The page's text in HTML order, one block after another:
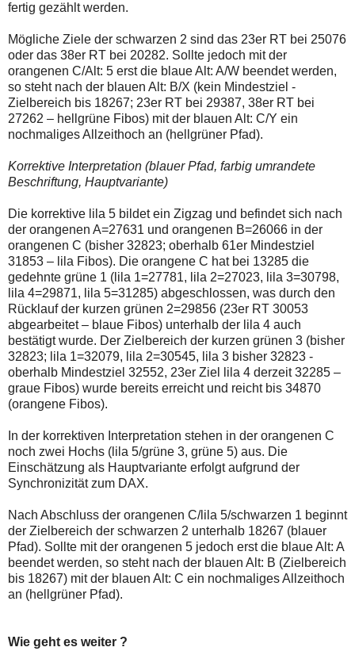
fertig gezählt werden.
Mögliche Ziele der schwarzen 2 sind das 23er RT bei 25076
oder das 38er RT bei 20282. Sollte jedoch mit der
orangenen C/Alt: 5 erst die blaue Alt: A/W beendet werden,
so steht nach der blauen Alt: B/X (kein Mindestziel -
Zielbereich bis 18267; 23er RT bei 29387, 38er RT bei
27262 – hellgrüne Fibos) mit der blauen Alt: C/Y ein
nochmaliges Allzeithoch an (hellgrüner Pfad).
Korrektive Interpretation (blauer Pfad, farbig umrandete
Beschriftung, Hauptvariante)
Die korrektive lila 5 bildet ein Zigzag und befindet sich nach
der orangenen A=27631 und orangenen B=26066 in der
orangenen C (bisher 32823; oberhalb 61er Mindestziel
31853 – lila Fibos). Die orangene C hat bei 13285 die
gedehnte grüne 1 (lila 1=27781, lila 2=27023, lila 3=30798,
lila 4=29871, lila 5=31285) abgeschlossen, was durch den
Rücklauf der kurzen grünen 2=29856 (23er RT 30053
abgearbeitet – blaue Fibos) unterhalb der lila 4 auch
bestätigt wurde. Der Zielbereich der kurzen grünen 3 (bisher
32823; lila 1=32079, lila 2=30545, lila 3 bisher 32823 -
oberhalb Mindestziel 32552, 23er Ziel lila 4 derzeit 32285 –
graue Fibos) wurde bereits erreicht und reicht bis 34870
(orangene Fibos).
In der korrektiven Interpretation stehen in der orangenen C
noch zwei Hochs (lila 5/grüne 3, grüne 5) aus. Die
Einschätzung als Hauptvariante erfolgt aufgrund der
Synchronizität zum DAX.
Nach Abschluss der orangenen C/lila 5/schwarzen 1 beginnt
der Zielbereich der schwarzen 2 unterhalb 18267 (blauer
Pfad). Sollte mit der orangenen 5 jedoch erst die blaue Alt: A
beendet werden, so steht nach der blauen Alt: B (Zielbereich
bis 18267) mit der blauen Alt: C ein nochmaliges Allzeithoch
an (hellgrüner Pfad).
Wie geht es weiter ?